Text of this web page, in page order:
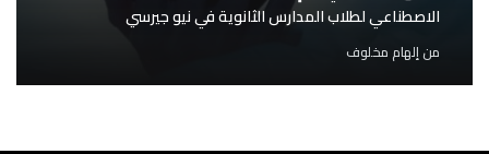
الاصطناعي لطلاب المدارس الثانوية في نيو جيرسي
منإلهام مخلوف